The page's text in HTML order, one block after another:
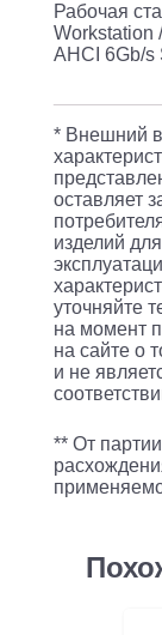
v3
/
x
/
/
Рабочая
Workstation
AHCI 6Gb/s
* Внешний
оставляет
изделий
уточняйте
на момент
на сайте о
и не
** От